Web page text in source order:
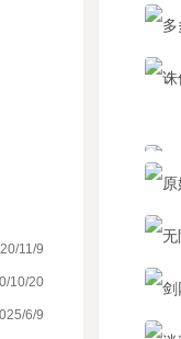
11/9
10/20
6/9
魔域手游2哪个职业适
手游搬砖赚钱项目有